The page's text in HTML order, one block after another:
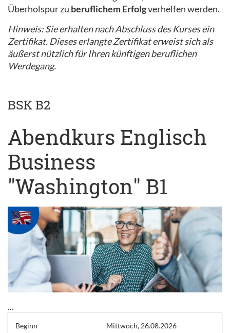
Überholspur zu beruflichem Erfolgverhelfen werden.
Hinweis: Sie erhalten nach Abschluss des Kurses ein
Zertifikat. Dieses erlangte Zertifikat erweist sich als
äußerst nützlich für Ihren künftigen beruflichen
Werdegang.
BSK B2
Abendkurs Englisch
Business
"Washington" B1
...
Beginn Mittwoch, 26.08.2026